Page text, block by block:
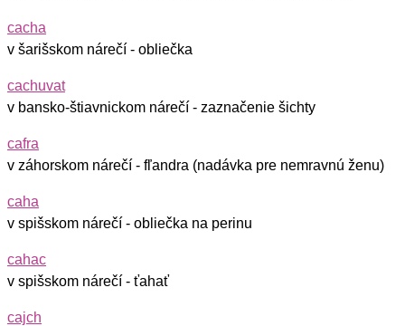
cacha
v šarišskom nárečí - obliečka
cachuvat
v bansko-štiavnickom nárečí - zaznačenie šichty
cafra
v záhorskom nárečí - fľandra (nadávka pre nemravnú ženu)
caha
v spišskom nárečí - obliečka na perinu
cahac
v spišskom nárečí - ťahať
cajch